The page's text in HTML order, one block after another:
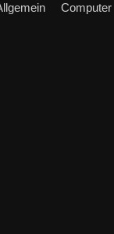
Computer